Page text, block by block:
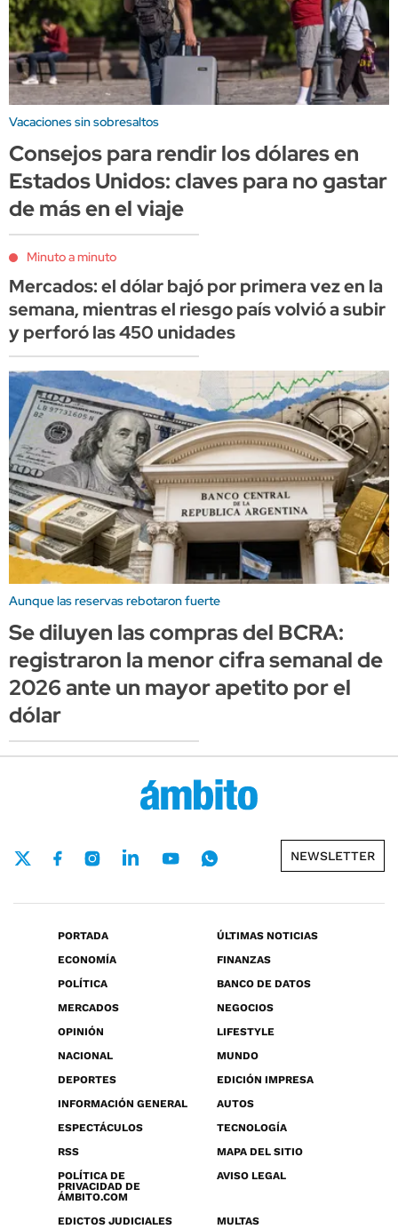
Vacaciones sin sobresaltos
Consejos para rendir los dólares en
Estados Unidos: claves para no gastar
de más en el viaje
Minuto a minuto
Mercados: el dólar bajó por primera vez en la
semana, mientras el riesgo país volvió a subir
y perforó las 450 unidades
Aunque las reservas rebotaron fuerte
Se diluyen las compras del BCRA:
registraron la menor cifra semanal de
2026 ante un mayor apetito por el
dólar
NEWSLETTER
PORTADA
ÚLTIMAS NOTICIAS
ECONOMÍA
FINANZAS
POLÍTICA
BANCO DE DATOS
MERCADOS
NEGOCIOS
OPINIÓN
LIFESTYLE
NACIONAL
MUNDO
DEPORTES
EDICIÓN IMPRESA
INFORMACIÓN GENERAL
AUTOS
ESPECTÁCULOS
TECNOLOGÍA
RSS
MAPA DEL SITIO
POLÍTICA DE
PRIVACIDAD DE
ÁMBITO.COM
AVISO LEGAL
EDICTOS JUDICIALES MULTAS